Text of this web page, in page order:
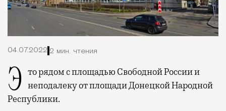
04.07.2022 2 мин. чтения
Это рядом с площадью Свободной России и неподалеку от площади Донецкой Народной
Республики.